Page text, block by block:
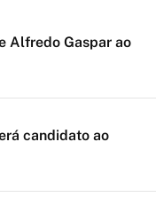
Alfredo Gaspar ao
candidato ao